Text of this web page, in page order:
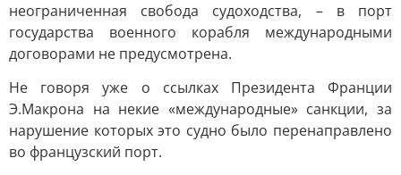
неограниченная свобода судоходства, – в порт
государства военного корабля международными
договорами не предусмотрена.
He говоря уже о ссылках Президента Франции
Э.Макрона на некие «международные» санкции, за
нарушение которых это судно было перенаправлено
во французский порт.